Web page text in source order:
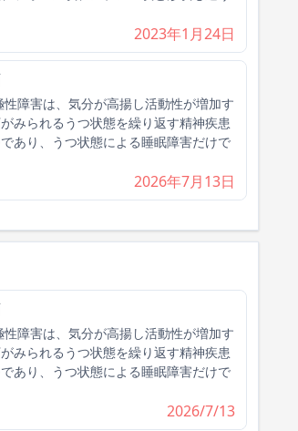
2023年1月24日
障害は、気分が高揚し活動性が増加す
みられるうつ状態を繰り返す精神疾患
あり、うつ状態による睡眠障害だけで
2026年7月13日
障害は、気分が高揚し活動性が増加す
みられるうつ状態を繰り返す精神疾患
あり、うつ状態による睡眠障害だけで
2026/7/13